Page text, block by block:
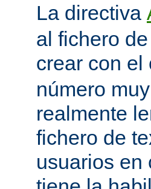
La directiva
al fichero
crear con el
número
realmente
fichero de
usuarios en